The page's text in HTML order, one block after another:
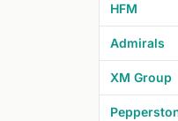
HFM
Admirals
XM Group